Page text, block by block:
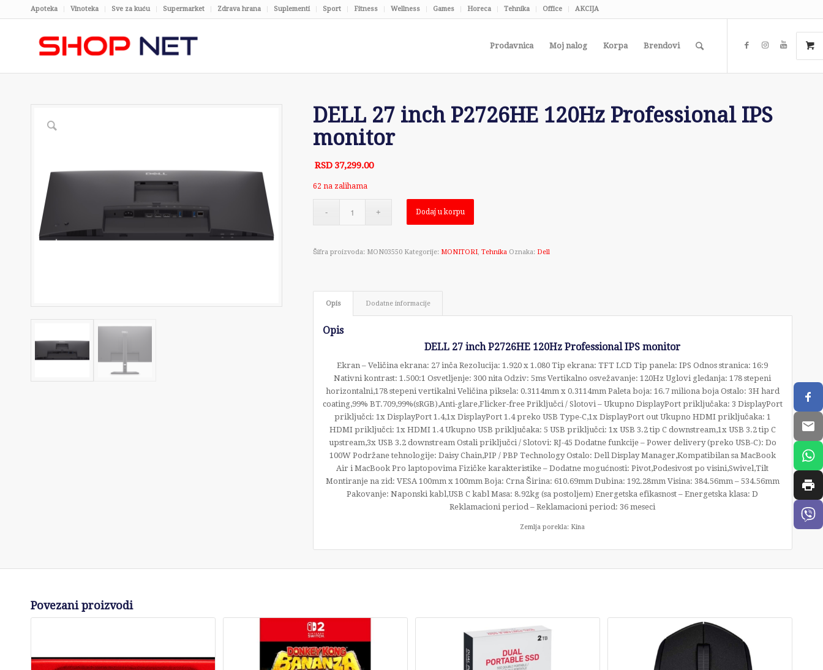
Apoteka Vinoteka Sve za kuću Supermarket Zdrava hrana Suplementi Sport Fitness Wellness Games Horeca Tehnika Office AKCIJA
Prodavnica Moj nalog Korpa Brendovi
DELL 27 inch P2726HE 120Hz Professional IPS
monitor
RSD 37,299.00
62 na zalihama
Dodaj u korpu
Šifra proizvoda: MON03550 Kategorije: MONITORI, Tehnika Oznaka: Dell
Opis Dodatne informacije
Opis
DELL 27 inch P2726HE 120Hz Professional IPS monitor
Ekran – Veličina ekrana: 27 inča Rezolucija: 1.920 x 1.080 Tip ekrana: TFT LCD Tip panela: IPS Odnos stranica: 16:9
Nativni kontrast: 1.500:1 Osvetljenje: 300 nita Odziv: 5ms Vertikalno osvežavanje: 120Hz Uglovi gledanja: 178 stepeni
horizontalni,178 stepeni vertikalni Veličina piksela: 0.3114mm x 0.3114mm Paleta boja: 16.7 miliona boja Ostalo: 3H hard
coating,99% BT.709,99%(sRGB),Anti-glare,Flicker-free Priključci / Slotovi – Ukupno DisplayPort priključaka: 3 DisplayPort
priključci: 1x DisplayPort 1.4,1x DisplayPort 1.4 preko USB Type-C,1x DisplayPort out Ukupno HDMI priključaka: 1
HDMI priključci: 1x HDMI 1.4 Ukupno USB priključaka: 5 USB priključci: 1x USB 3.2 tip C downstream,1x USB 3.2 tip C
upstream,3x USB 3.2 downstream Ostali priključci / Slotovi: RJ-45 Dodatne funkcije – Power delivery (preko USB-C): Do
100W Podržane tehnologije: Daisy Chain,PIP / PBP Technology Ostalo: Dell Display Manager,Kompatibilan sa MacBook
Air i MacBook Pro laptopovima Fizičke karakteristike – Dodatne mogućnosti: Pivot,Podesivost po visini,Swivel,Tilt
Montiranje na zid: VESA 100mm x 100mm Boja: Crna Širina: 610.69mm Dubina: 192.28mm Visina: 384.56mm – 534.56mm
Pakovanje: Naponski kabl,USB C kabl Masa: 8.92kg (sa postoljem) Energetska efikasnost – Energetska klasa: D
Reklamacioni period – Reklamacioni period: 36 meseci
Zemlja porekla: Kina
Povezani proizvodi